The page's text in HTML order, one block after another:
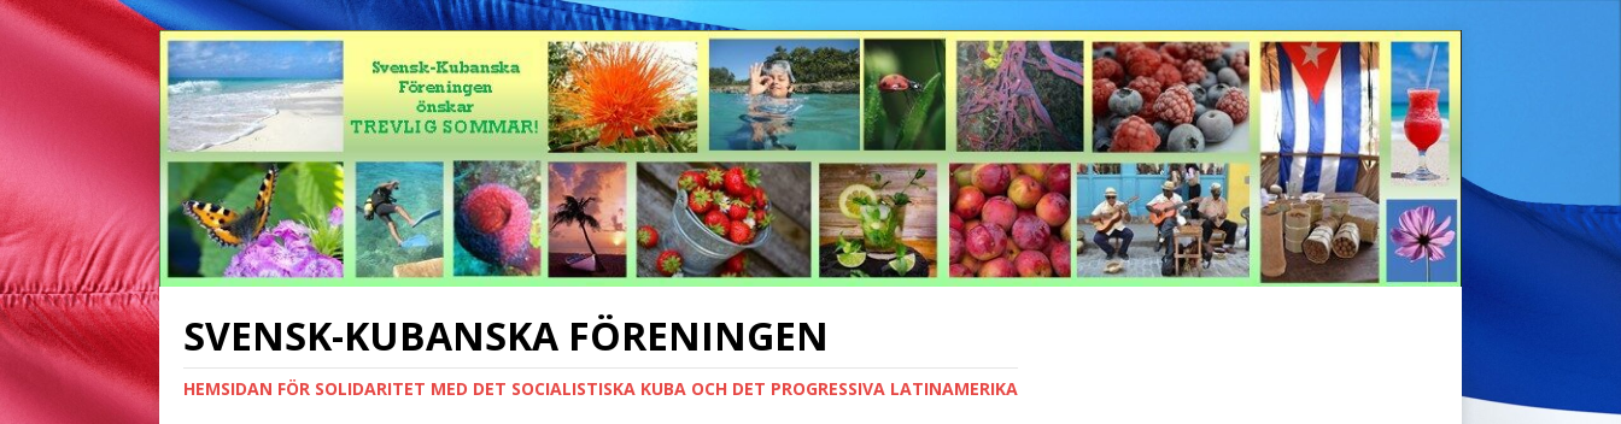
SVENSK-KUBANSKA FÖRENINGEN
HEMSIDAN FÖR SOLIDARITET MED DET SOCIALISTISKA KUBA OCH DET PROGRESSIVA LATINAMERIKA